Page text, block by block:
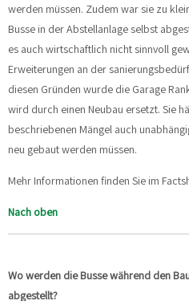
werden müssen. Zudem war sie zu
Busse in der Abstellanlage selbst
es auch wirtschaftlich nicht sinnvoll
Erweiterungen an der
diesen Gründen wurde die Garage
wird durch einen Neubau ersetzt. Sie
beschriebenen Mängel auch
neu gebaut werden müssen.
Mehr Informationen finden Sie im
Nach oben
Wo werden die Busse während den
abgestellt?